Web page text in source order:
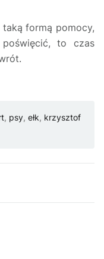
formą pomocy,
to czas
, psy, ełk, krzysztof